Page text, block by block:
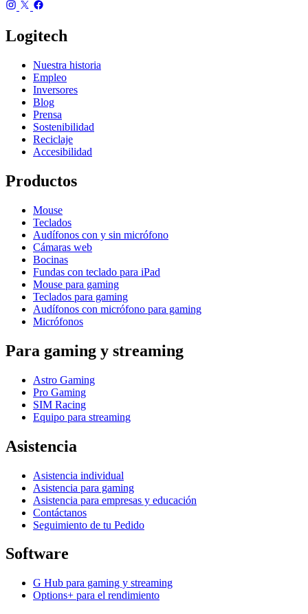
Logitech
Nuestra historia
Empleo
Inversores
Blog
Prensa
Sostenibilidad
Reciclaje
Accesibilidad
Productos
Mouse
Teclados
Audífonos con y sin micrófono
Cámaras web
Bocinas
Fundas con teclado para iPad
Mouse para gaming
Teclados para gaming
Audífonos con micrófono para gaming
Micrófonos
Para gaming y streaming
Astro Gaming
Pro Gaming
SIM Racing
Equipo para streaming
Asistencia
Asistencia individual
Asistencia para gaming
Asistencia para empresas y educación
Contáctanos
Seguimiento de tu Pedido
Software
G Hub para gaming y streaming
Options+ para el rendimiento